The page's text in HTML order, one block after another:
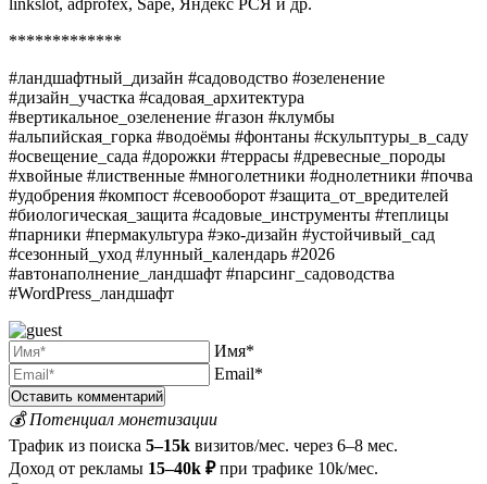
*************
#ландшафтный_дизайн #садоводство #озеленение
#дизайн_участка #садовая_архитектура
#вертикальное_озеленение #газон #клумбы
#альпийская_горка #водоёмы #фонтаны #скульптуры_в_саду
#освещение_сада #дорожки #террасы #древесные_породы
#хвойные #лиственные #многолетники #однолетники #почва
#удобрения #компост #севооборот #защита_от_вредителей
#биологическая_защита #садовые_инструменты #теплицы
#парники #пермакультура #эко-дизайн #устойчивый_сад
#сезонный_уход #лунный_календарь #2026
#автонаполнение_ландшафт #парсинг_садоводства
#WordPress_ландшафт
Имя*
Email*
💰 Потенциал монетизации
Трафик из поиска 5–15k визитов/мес. через 6–8 мес.
Доход от рекламы 15–40k ₽ при трафике 10k/мес.